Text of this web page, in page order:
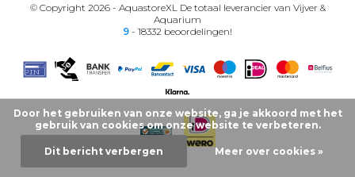
© Copyright 2026 - AquastoreXL De totaal leverancier van Vijver &
Aquarium
9 - 18332 beoordelingen!
Door het gebruiken van onze website, ga je akkoord met het
gebruik van cookies om onze website te verbeteren.
Dit bericht verbergen Meer over cookies »